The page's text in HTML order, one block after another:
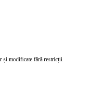
și modificate fără restricții.